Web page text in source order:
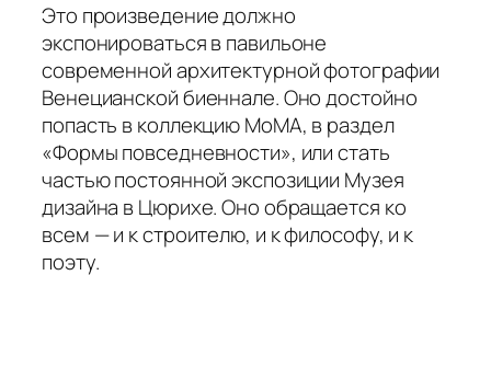
Это произведение должно
экспонироваться в павильоне
современной архитектурной фотографии
Венецианской биеннале. Оно достойно
попасть в коллекцию МоМА, в раздел
«Формы повседневности», или стать
частью постоянной экспозиции Музея
дизайна в Цюрихе. Оно обращается ко
всем — и к строителю, и к философу, и к
поэту.